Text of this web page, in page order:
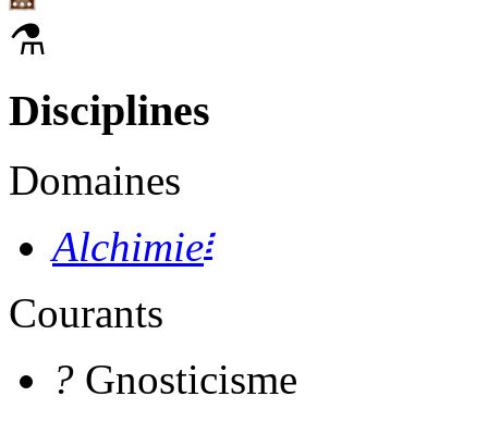
⚗
Disciplines
Domaines
Alchimie፧
Courants
? Gnosticisme